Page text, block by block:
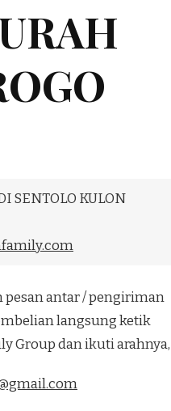
SENTOLO KULON
pesan antar / pengiriman
langsung ketik
Group dan ikuti arahnya,